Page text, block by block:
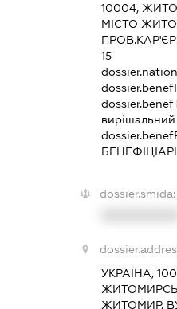
10004,
МІСТО
15
dossier.smida:
УКРАЇНА,
ЖИТОМИР,